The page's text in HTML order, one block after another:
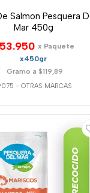
Salmon Pesquera
Mar 450g
x Paquete
x450gr
Gramo a $119,89
- OTRAS MARCAS